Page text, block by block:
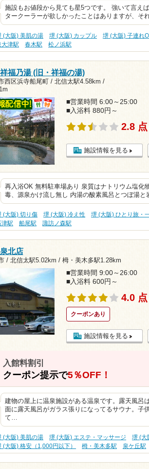
施設もお値段から見ても星5つです。 強いて言え
タークーラーが欲しかったことはありますが、
(大阪) 美肌の湯 堺 (大阪) カップル 堺 (大阪) 子連れ
大津駅
春木駅 松ノ浜駅
福乃湯 (旧・祥福の湯)
西区浜寺船尾町 / 北信太駅4.58km /
■営業時間 6:00～25:00
■入浴料 880円～
2.8 点
施設情報を見る
再入浴OK 無料駐車場あり 泉質はナトリウム塩化
毒、源泉かけ流し無し 内湯の酸素風呂とつぼ湯
(大阪) 切り傷 堺 (大阪) 冷え性 堺 (大阪) ひとり旅・
津駅
船尾駅 諏訪ノ森駅
北店
/ 北信太駅5.02km / 栂・美木多駅1.28km
■営業時間 9:00～26:00
■入浴料 600円～
4.0 点
クーポンあり
施設情報を見る
入館料割引
クーポン提示で5％OFF！
建物の屋上に温泉施設がある温泉です。露天風呂
面に露天風呂がガラス張りになってるサウナ。子
て…
(大阪) 美肌の湯 堺 (大阪) エステ・マッサージ
堺 (大
(大阪) 格安（1,000円以下）
栂・美木多駅 泉ケ丘駅